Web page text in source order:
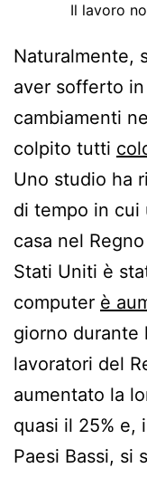
Il lavoro
Naturalmente,
aver sofferto
cambiamenti
colpito tutti
Uno studio ha
di tempo in cui
casa nel
Stati Uniti è
computer è
giorno durante
lavoratori del
aumentato la
quasi il 25% e,
Paesi Bassi, si